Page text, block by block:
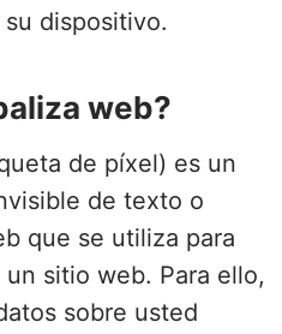
dispositivo.
web?
de píxel) es un
de texto o
que se utiliza para
sitio web. Para ello,
sobre usted